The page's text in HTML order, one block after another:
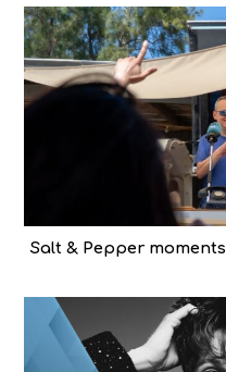
Salt & Pepper moments